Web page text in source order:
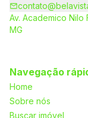
Av. Academico Nilo
MG
Navegação
Home
Sobre nós
Buscar imóvel